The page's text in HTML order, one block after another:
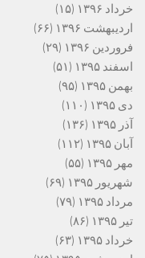
خرداد ۱۳۹۶
(۱۵)
اردیبهشت ۱۳۹۶
(۶۶)
فروردین ۱۳۹۶
(۲۹)
اسفند ۱۳۹۵
(۵۱)
بهمن ۱۳۹۵
(۹۵)
دی ۱۳۹۵
(۱۱۰)
آذر ۱۳۹۵
(۱۳۶)
آبان ۱۳۹۵
(۱۱۲)
مهر ۱۳۹۵
(۵۵)
شهریور ۱۳۹۵
(۶۹)
مرداد ۱۳۹۵
(۷۹)
تیر ۱۳۹۵
(۸۶)
خرداد ۱۳۹۵
(۶۳)